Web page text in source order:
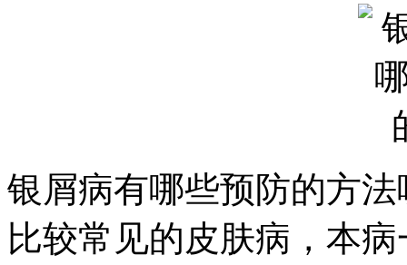
银屑病有哪些预防的方
比较常见的皮肤病，本